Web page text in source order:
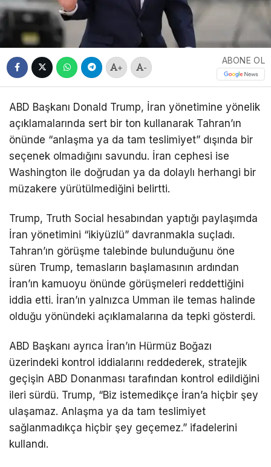
+ -
ABONE OL
ABD Başkanı Donald Trump, İran yönetimine yönelik
açıklamalarında sert bir ton kullanarak Tahran’ın
önünde “anlaşma ya da tam teslimiyet” dışında bir
seçenek olmadığını savundu. İran cephesi ise
Washington ile doğrudan ya da dolaylı herhangi bir
müzakere yürütülmediğini belirtti.
Trump, Truth Social hesabından yaptığı paylaşımda
İran yönetimini “ikiyüzlü” davranmakla suçladı.
Tahran’ın görüşme talebinde bulunduğunu öne
süren Trump, temasların başlamasının ardından
İran’ın kamuoyu önünde görüşmeleri reddettiğini
iddia etti. İran’ın yalnızca Umman ile temas halinde
olduğu yönündeki açıklamalarına da tepki gösterdi.
ABD Başkanı ayrıca İran’ın Hürmüz Boğazı
üzerindeki kontrol iddialarını reddederek, stratejik
geçişin ABD Donanması tarafından kontrol edildiğini
ileri sürdü. Trump, “Biz istemedikçe İran’a hiçbir şey
ulaşamaz. Anlaşma ya da tam teslimiyet
sağlanmadıkça hiçbir şey geçemez.” ifadelerini
kullandı.